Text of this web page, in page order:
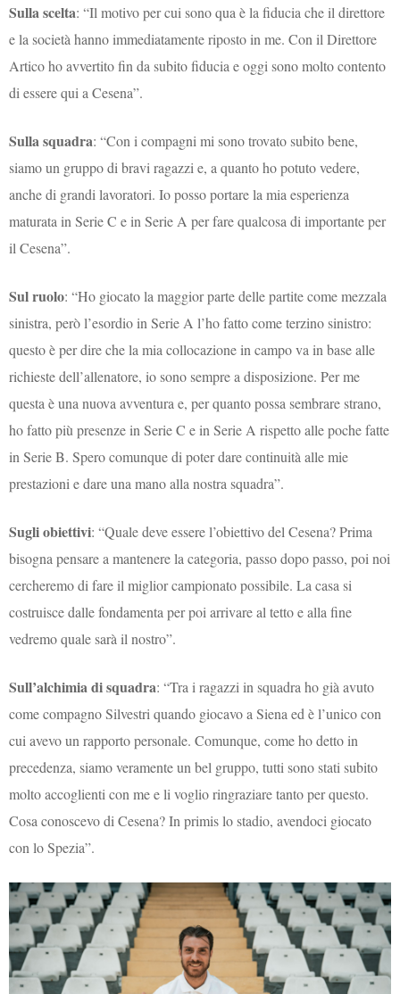
Sulla scelta: “Il motivo per cui sono qua è la fiducia che il direttore
e la società hanno immediatamente riposto in me. Con il Direttore
Artico ho avvertito fin da subito fiducia e oggi sono molto contento
di essere qui a Cesena”.
Sulla squadra: “Con i compagni mi sono trovato subito bene,
siamo un gruppo di bravi ragazzi e, a quanto ho potuto vedere,
anche di grandi lavoratori. Io posso portare la mia esperienza
maturata in Serie C e in Serie A per fare qualcosa di importante per
il Cesena”.
Sul ruolo: “Ho giocato la maggior parte delle partite come mezzala
sinistra, però l’esordio in Serie A l’ho fatto come terzino sinistro:
questo è per dire che la mia collocazione in campo va in base alle
richieste dell’allenatore, io sono sempre a disposizione. Per me
questa è una nuova avventura e, per quanto possa sembrare strano,
ho fatto più presenze in Serie C e in Serie A rispetto alle poche fatte
in Serie B. Spero comunque di poter dare continuità alle mie
prestazioni e dare una mano alla nostra squadra”.
Sugli obiettivi: “Quale deve essere l’obiettivo del Cesena? Prima
bisogna pensare a mantenere la categoria, passo dopo passo, poi noi
cercheremo di fare il miglior campionato possibile. La casa si
costruisce dalle fondamenta per poi arrivare al tetto e alla fine
vedremo quale sarà il nostro”.
Sull’alchimia di squadra: “Tra i ragazzi in squadra ho già avuto
come compagno Silvestri quando giocavo a Siena ed è l’unico con
cui avevo un rapporto personale. Comunque, come ho detto in
precedenza, siamo veramente un bel gruppo, tutti sono stati subito
molto accoglienti con me e li voglio ringraziare tanto per questo.
Cosa conoscevo di Cesena? In primis lo stadio, avendoci giocato
con lo Spezia”.